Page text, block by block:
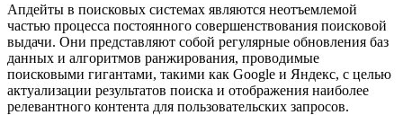
Апдейты в поисковых системах являются неотъемлемой
частью процесса постоянного совершенствования поисковой
выдачи. Они представляют собой регулярные обновления баз
данных и алгоритмов ранжирования, проводимые
поисковыми гигантами, такими как Google и Яндекс, с целью
актуализации результатов поиска и отображения наиболее
релевантного контента для пользовательских запросов.